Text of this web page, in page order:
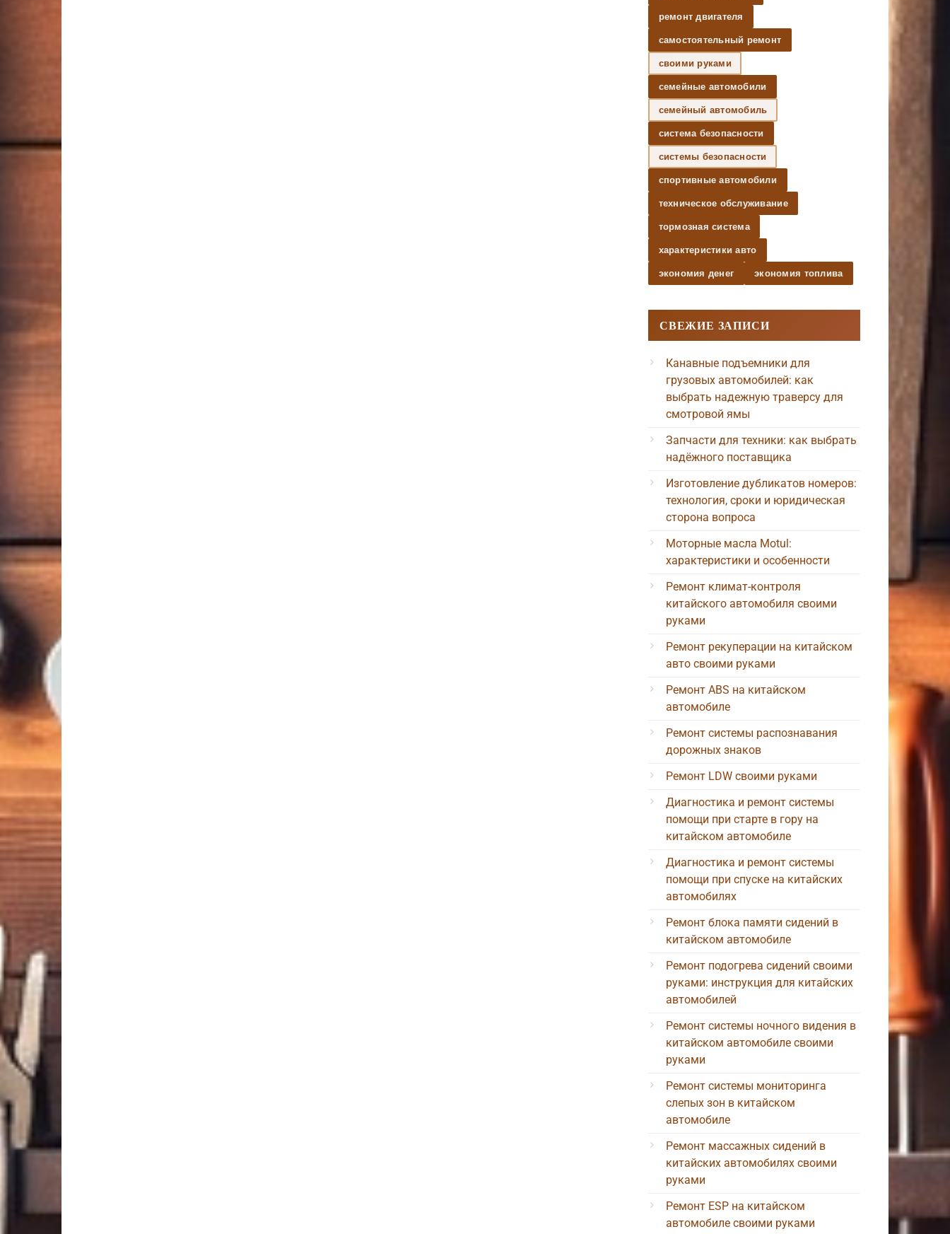
ремонт двигателя
самостоятельный ремонт
своими руками
семейные автомобили
семейный автомобиль
система безопасности
системы безопасности
спортивные автомобили
техническое обслуживание
тормозная система
характеристики авто
экономия денег экономия топлива
СВЕЖИЕ ЗАПИСИ
Канавные подъемники для
грузовых автомобилей: как
выбрать надежную траверсу для
смотровой ямы
Запчасти для техники: как выбрать
надёжного поставщика
Изготовление дубликатов номеров:
технология, сроки и юридическая
сторона вопроса
Моторные масла Motul:
характеристики и особенности
Ремонт климат-контроля
китайского автомобиля своими
руками
Ремонт рекуперации на китайском
авто своими руками
Ремонт ABS на китайском
автомобиле
Ремонт системы распознавания
дорожных знаков
Ремонт LDW своими руками
Диагностика и ремонт системы
помощи при старте в гору на
китайском автомобиле
Диагностика и ремонт системы
помощи при спуске на китайских
автомобилях
Ремонт блока памяти сидений в
китайском автомобиле
Ремонт подогрева сидений своими
руками: инструкция для китайских
автомобилей
Ремонт системы ночного видения в
китайском автомобиле своими
руками
Ремонт системы мониторинга
слепых зон в китайском
автомобиле
Ремонт массажных сидений в
китайских автомобилях своими
руками
Ремонт ESP на китайском
автомобиле своими руками